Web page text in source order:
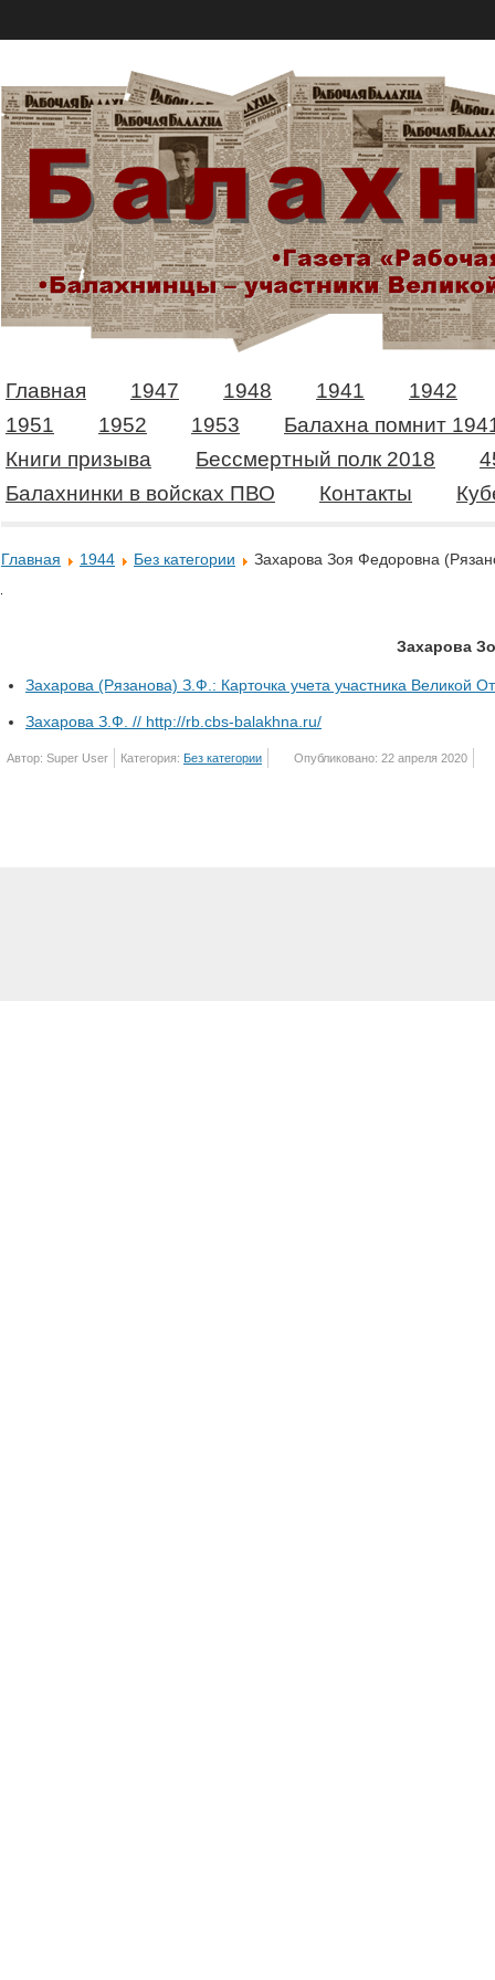
Главная 1947 1948 1941
1942
1951
1952 1953
Балахна помнит
Книги призыва
Бессмертный полк 2018
Балахнинки в войсках ПВО
Контакты
Главная 1944 Без категории Захарова Зоя Федоровна
Захарова
Захарова (Рязанова) З.Ф.: Карточка учета участника Великой
Захарова З.Ф. // http://rb.cbs-balakhna.ru/
Автор: Super User Категория: Без категории Опубликовано: 22 апреля 2020